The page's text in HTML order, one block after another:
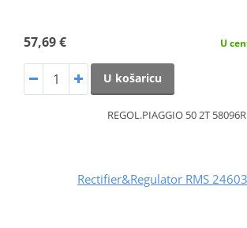
57,69 € U
U košaricu
REGOL.PIAGGIO 50 2T 58096R
Rectifier&Regulator RMS